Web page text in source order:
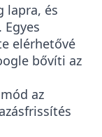
lapra, és
elérhetővé
bővíti az
az